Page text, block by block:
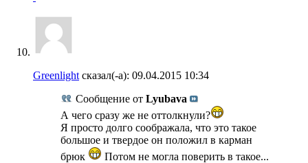
Greenlight сказал(-а): 09.04.2015 10:34
Сообщение от Lyubava
А чего сразу же не оттолкнули?
Я просто долго соображала, что это такое
большое и твердое он положил в карман
брюк
Потом не могла поверить в такое...